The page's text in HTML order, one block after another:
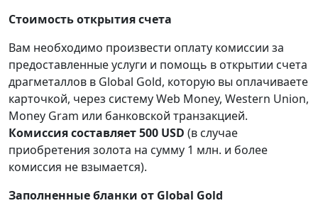
Стоимость открытия счета
Вам необходимо произвести оплату комиссии за
предоставленные услуги и помощь в открытии счета
драгметаллов в Global Gold, которую вы оплачиваете
карточкой, через систему Web Money, Western Union,
Money Gram или банковской транзакцией.
Комиссия составляет 500 USD (в случае
приобретения золота на сумму 1 млн. и более
комиссия не взымается).
Заполненные бланки от Global Gold